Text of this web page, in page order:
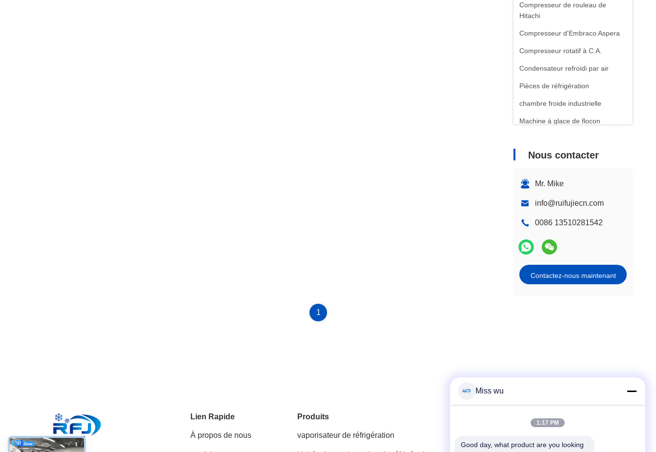
Compresseur de rouleau de
Hitachi
Compresseur d'Embraco Aspera
Compresseur rotatif à C.A.
Condensateur refroidi par air
Pièces de réfrigération
chambre froide industrielle
Machine à glace de flocon
Nous contacter
Mr. Mike
info@ruifujiecn.com
0086 13510281542
Contactez-nous maintenant
1
Lien Rapide
À propos de nous
Produits
vaporisateur de réfrigération
Contactez rapidement
86-0755-82153336
Miss wu
1:17 PM
Good day, what product are you looking